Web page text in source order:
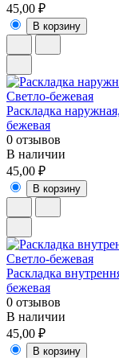
45,00 ₽
В корзину
Раскладка
бежевая
0 отзывов
В наличии
45,00 ₽
В корзину
Раскладка
бежевая
0 отзывов
В наличии
45,00 ₽
В корзину